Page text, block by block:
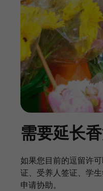
需要延长
如果您目前的逗留许
证、受养人签证、学
申请协助。